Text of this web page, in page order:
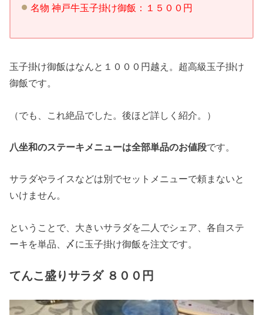
名物 神戸牛玉子掛け御飯：１５００円
玉子掛け御飯はなんと１０００円越え。超高級玉子掛け
御飯です。
（でも、これ絶品でした。後ほど詳しく紹介。）
八坐和のステーキメニューは全部単品のお値段です。
サラダやライスなどは別でセットメニューで頼まないと
いけません。
ということで、大きいサラダを二人でシェア、各自ステ
ーキを単品、〆に玉子掛け御飯を注文です。
てんこ盛りサラダ ８００円